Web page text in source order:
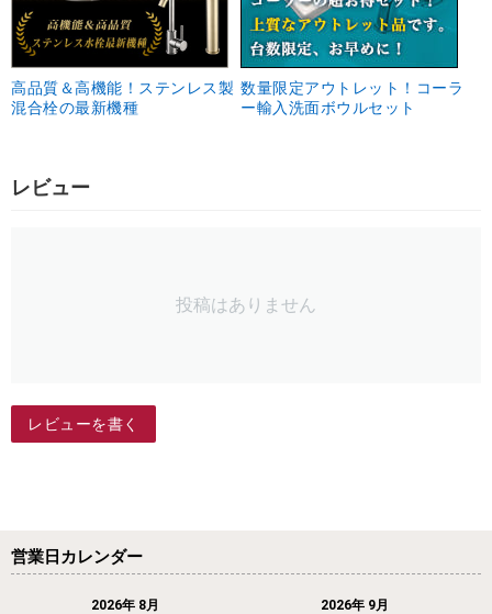
高品質＆高機能！ステンレス製
混合栓の最新機種
数量限定アウトレット！コーラ
ー輸入洗面ボウルセット
レビュー
投稿はありません
レビューを書く
営業日カレンダー
2026年 8月
2026年 9月